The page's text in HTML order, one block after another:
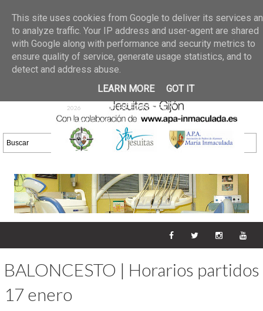
02 jun 2026
GALERIA DE FOTOS
30/05/2026
25 may 2026
GALERIA
DE FOTOS 23/05/2026
20 may
2026
GALERIA DE FOTOS
16/05/2026
DE FOTOS 09/05/2026
28 abr
2026
GALERIA DE FOTOS 25 Y
26/04/2026
BALONCESTO | Horarios partidos
17 enero
This site uses cookies from Google to deliver its services
to analyze traffic. Your IP address and user-agent are shared
with Google along with performance and security metrics to
ensure quality of service, generate usage statistics, and to
detect and address abuse.
LEARN MORE
GOT IT